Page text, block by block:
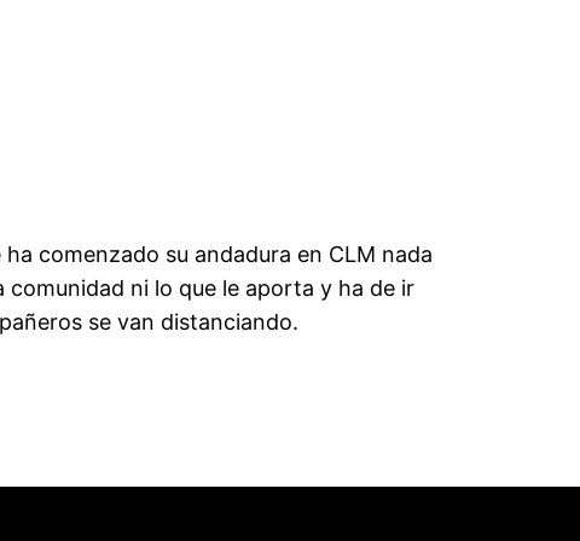
comenzado su andadura en CLM nada
comunidad ni lo que le aporta y ha de ir
se van distanciando.